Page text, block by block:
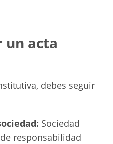
un acta
debes seguir
Sociedad
responsabilidad